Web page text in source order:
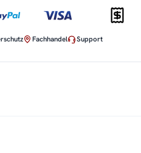
Fachhandel Support